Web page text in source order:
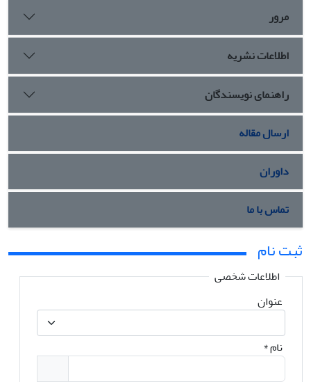
مرور
اطلاعات نشریه
راهنمای نویسندگان
ارسال مقاله
داوران
تماس با ما
ثبت نام
اطلاعات شخصی
عنوان
نام*